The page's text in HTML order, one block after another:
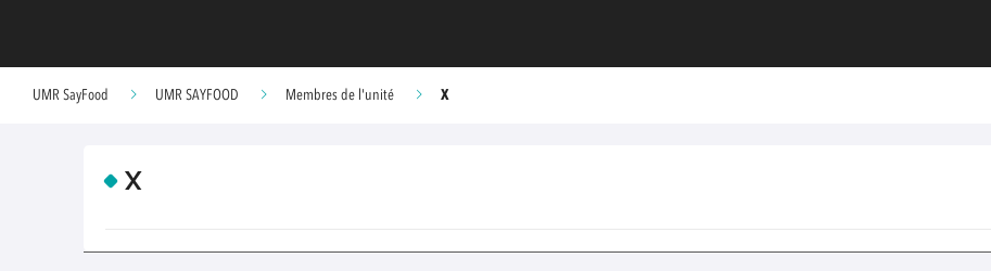
UMR SayFood UMR SAYFOOD Membres de l'unité X
X